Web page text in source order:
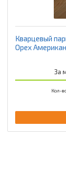
Кварцевый
Орех
За
Кол-